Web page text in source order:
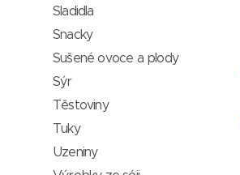
Sladidla
Snacky
Sušené ovoce a plody
Sýr
Těstoviny
Tuky
Uzeniny